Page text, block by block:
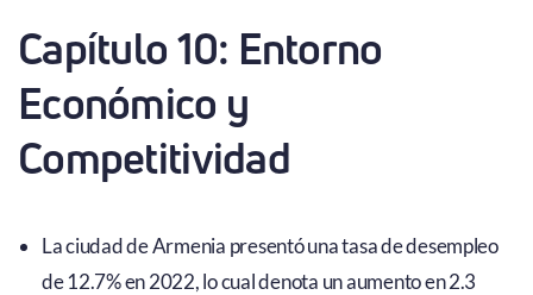
Capítulo 10: Entorno
Económico y
Competitividad
La ciudad de Armenia presentó una tasa de desempleo
de 12.7% en 2022, lo cual denota un aumento en 2.3